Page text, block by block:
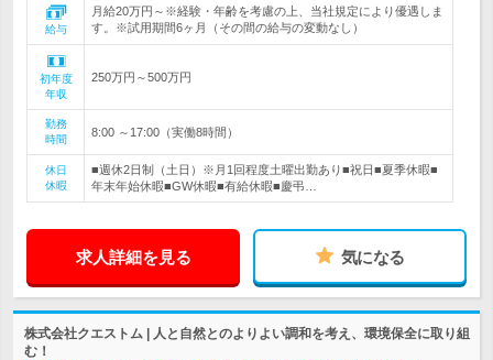
給与
月給20万円～※経験・年齢を考慮の上、当社規定により優遇しま
す。※試用期間6ヶ月（その間の給与の変動なし）
初年度
年収
250万円～500万円
勤務
時間
8:00 ～17:00（実働8時間）
休日
休暇
■週休2日制（土日）※月1回程度土曜出勤あり■祝日■夏季休暇■
年末年始休暇■GW休暇■有給休暇■慶弔…
求人詳細を見る 気になる
株式会社クエストム | 人と自然とのよりよい調和を考え、環境保全に取り組
む！